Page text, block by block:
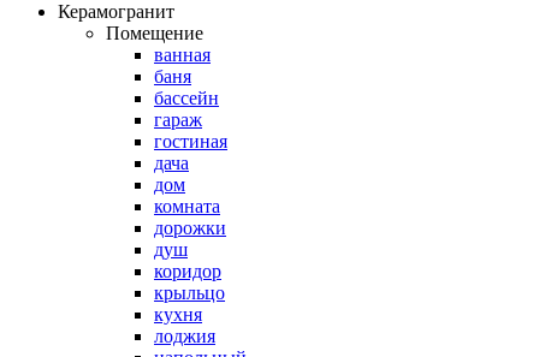
Керамогранит
Помещение
ванная
баня
бассейн
гараж
гостиная
дача
дом
комната
дорожки
душ
коридор
крыльцо
кухня
лоджия